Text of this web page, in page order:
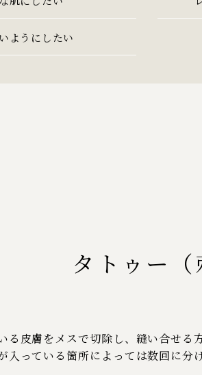
ようにしたい
タトゥー
る皮膚をメスで切除し、縫い合せる
っている箇所によっては数回に分